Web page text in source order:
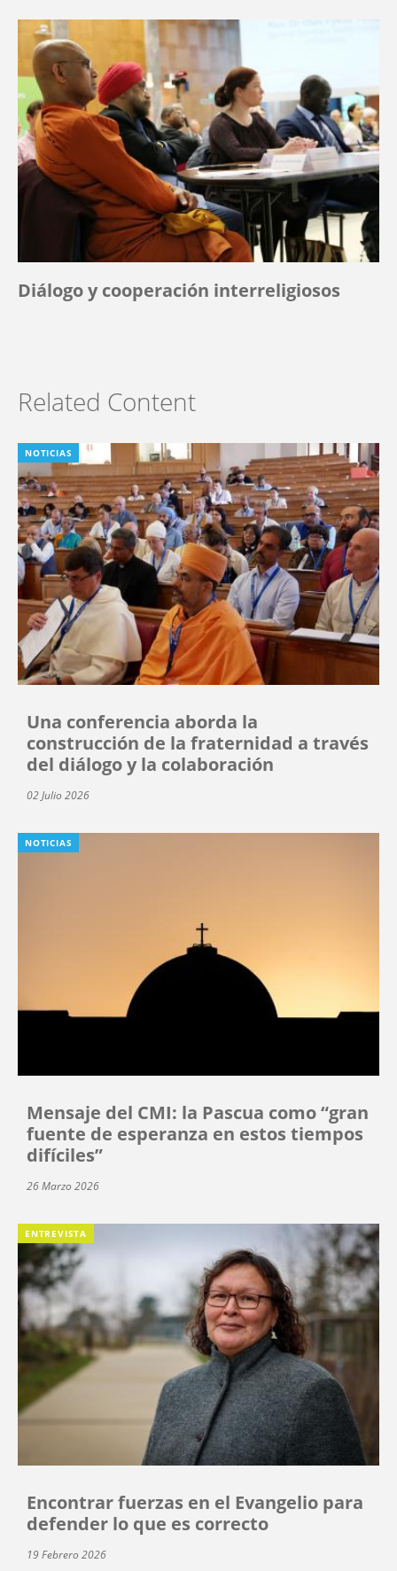
Diálogo y cooperación interreligiosos
Related Content
NOTICIAS
Una conferencia aborda la
construcción de la fraternidad a través
del diálogo y la colaboración
02 Julio 2026
NOTICIAS
Mensaje del CMI: la Pascua como “gran
fuente de esperanza en estos tiempos
difíciles”
26 Marzo 2026
ENTREVISTA
Encontrar fuerzas en el Evangelio para
defender lo que es correcto
19 Febrero 2026